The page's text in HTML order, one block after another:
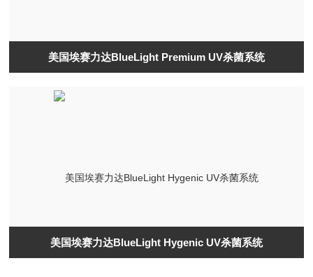
美国埃赛力达BlueLight Premium UV杀菌系统
美国埃赛力达BlueLight Hygenic UV杀菌系统